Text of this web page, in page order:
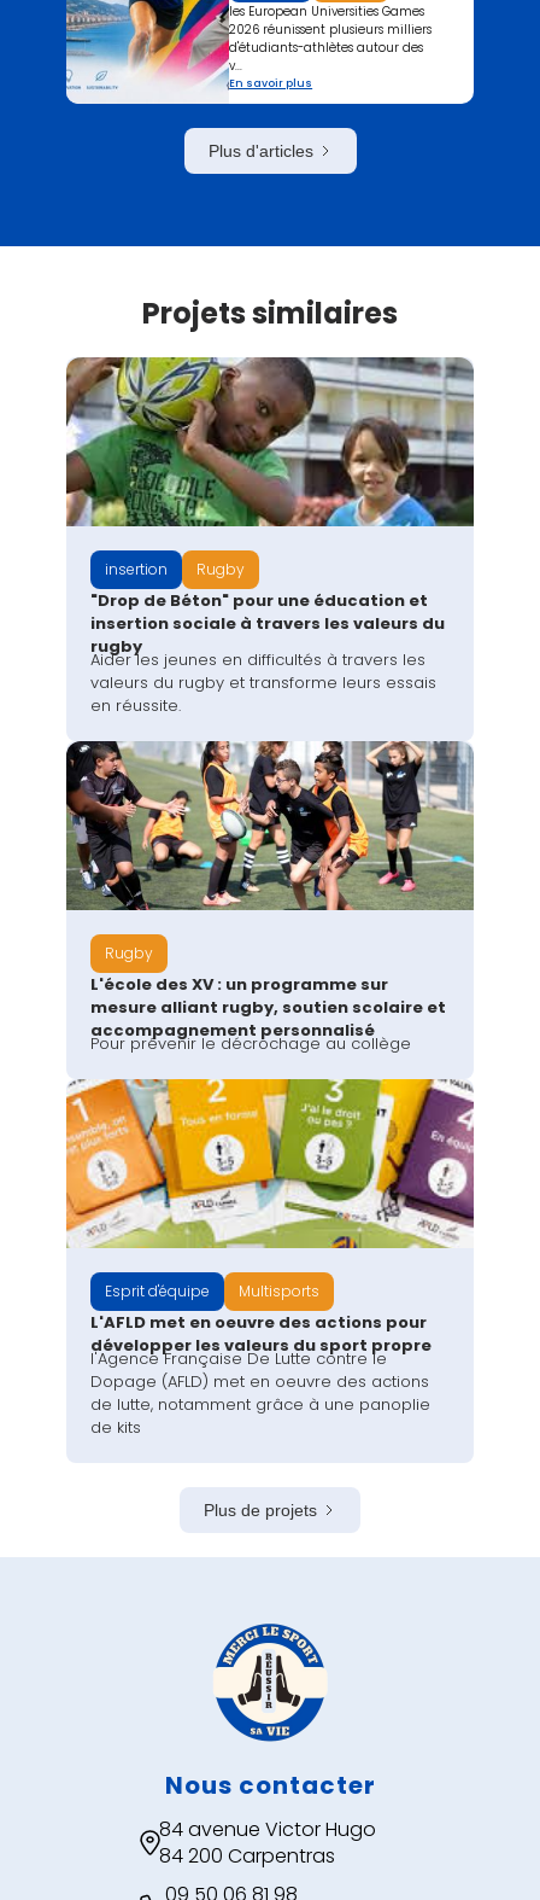
les European Universities Games
2026 réunissent plusieurs milliers
d'étudiants-athlètes autour des
v...
En savoir plus
Plus d'articles
Projets similaires
insertion Rugby
"Drop de Béton" pour une éducation et
insertion sociale à travers les valeurs du
rugby
Aider les jeunes en difficultés à travers les
valeurs du rugby et transforme leurs essais
en réussite.
Rugby
L'école des XV : un programme sur
mesure alliant rugby, soutien scolaire et
accompagnement personnalisé
Pour prévenir le décrochage au collège
Esprit d'équipe Multisports
L'AFLD met en oeuvre des actions pour
développer les valeurs du sport propre
l'Agence Française De Lutte contre le
Dopage (AFLD) met en oeuvre des actions
de lutte, notamment grâce à une panoplie
de kits
Plus de projets
Nous contacter
84 avenue Victor Hugo
84 200 Carpentras